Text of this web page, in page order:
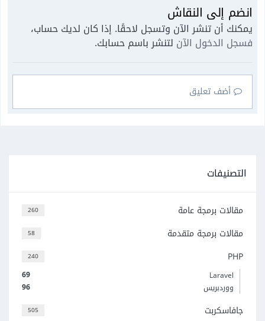
انضم إلى النقاش
يمكنك أن تنشر الآن وتسجل لاحقًا. إذا كان لديك حساب،
فسجل الدخول الآن لتنشر باسم حسابك.
أضف تعليق
التصنيفات
260 مقالات برمجة عامة
58 مقالات برمجة متقدمة
240 PHP
69
Laravel
96
ووردبريس
505 جافاسكربت